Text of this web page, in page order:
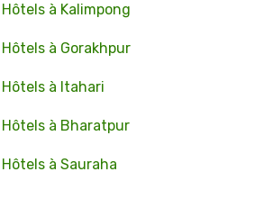
Hôtels à Kalimpong
Hôtels à Gorakhpur
Hôtels à Itahari
Hôtels à Bharatpur
Hôtels à Sauraha